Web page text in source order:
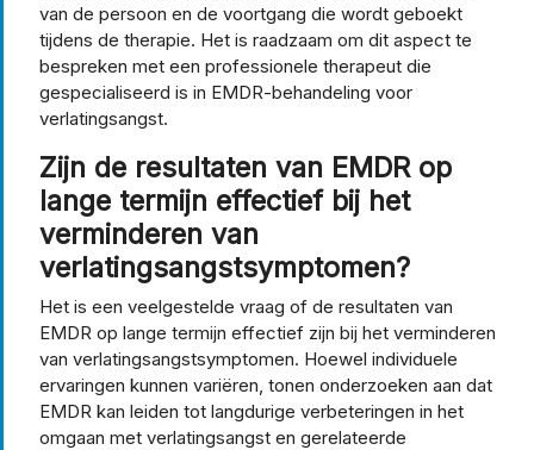
van de persoon en de voortgang die wordt geboekt
tijdens de therapie. Het is raadzaam om dit aspect te
bespreken met een professionele therapeut die
gespecialiseerd is in EMDR-behandeling voor
verlatingsangst.
Zijn de resultaten van EMDR op
lange termijn effectief bij het
verminderen van
verlatingsangstsymptomen?
Het is een veelgestelde vraag of de resultaten van
EMDR op lange termijn effectief zijn bij het verminderen
van verlatingsangstsymptomen. Hoewel individuele
ervaringen kunnen variëren, tonen onderzoeken aan dat
EMDR kan leiden tot langdurige verbeteringen in het
omgaan met verlatingsangst en gerelateerde